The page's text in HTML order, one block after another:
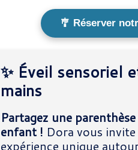
🎐 Réserver
✨ Éveil sensoriel
mains
Partagez une
enfant ! Dora vous
expérience unique